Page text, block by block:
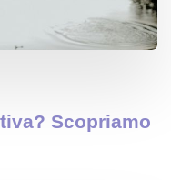
Scopriamo